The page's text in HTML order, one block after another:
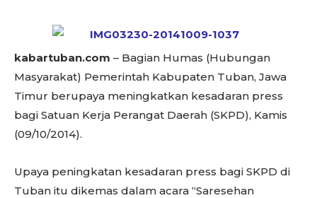
kabartuban.com – Bagian Humas (Hubungan
Masyarakat) Pemerintah Kabupaten Tuban, Jawa
Timur berupaya meningkatkan kesadaran press
bagi Satuan Kerja Perangat Daerah (SKPD), Kamis
(09/10/2014).
Upaya peningkatan kesadaran press bagi SKPD di
Tuban itu dikemas dalam acara “Saresehan